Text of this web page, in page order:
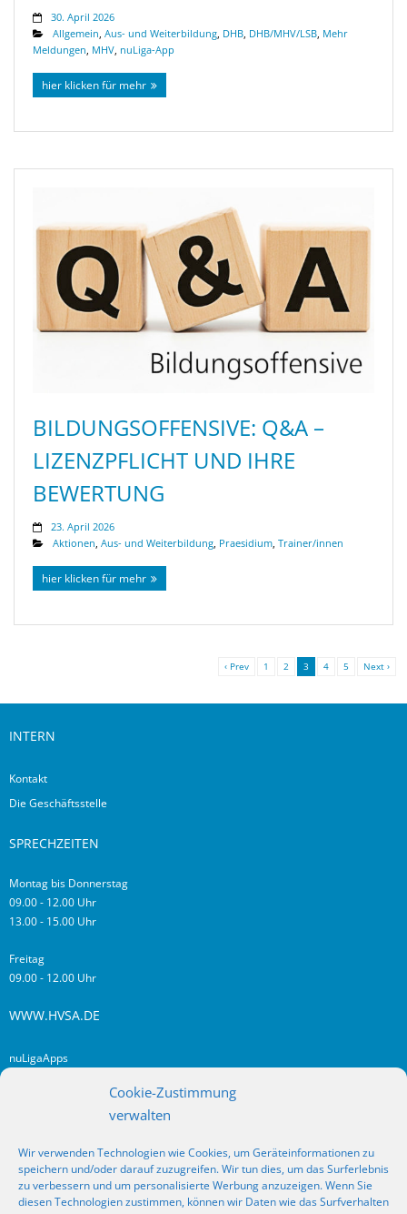
Cookie-Zustimmung
verwalten
Wir verwenden Technologien wie Cookies, um Geräteinformationen zu
speichern und/oder darauf zuzugreifen. Wir tun dies, um das Surferlebnis
zu verbessern und um personalisierte Werbung anzuzeigen. Wenn Sie
diesen Technologien zustimmen, können wir Daten wie das Surfverhalten
30. April 2026
Allgemein, Aus- und Weiterbildung, DHB, DHB/MHV/LSB, Mehr
Meldungen, MHV, nuLiga-App
hier klicken für mehr
BILDUNGSOFFENSIVE: Q&A –
LIZENZPFLICHT UND IHRE
BEWERTUNG
23. April 2026
Aktionen, Aus- und Weiterbildung, Praesidium, Trainer/innen
hier klicken für mehr
‹ Prev 1 2 3 4 5 Next ›
INTERN
Kontakt
Die Geschäftsstelle
SPRECHZEITEN
Montag bis Donnerstag
09.00 - 12.00 Uhr
13.00 - 15.00 Uhr
Freitag
09.00 - 12.00 Uhr
WWW.HVSA.DE
nuLigaApps
RSS
Fragen? Kontakt!